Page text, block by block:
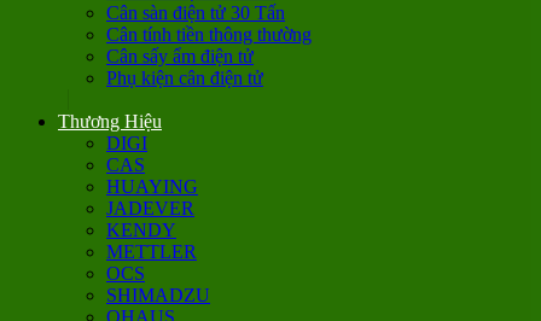
Cân sàn điện tử 30 Tấn
Cân tính tiền thông thường
Cân sấy ẩm điện tử
Phụ kiện cân điện tử
Thương Hiệu
DIGI
CAS
HUAYING
JADEVER
KENDY
METTLER
OCS
SHIMADZU
OHAUS